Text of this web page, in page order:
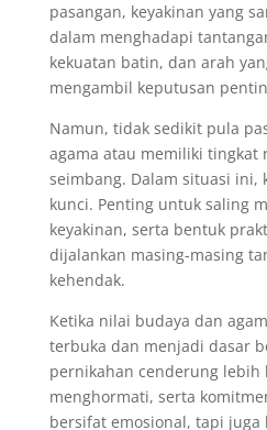
pasangan, keyakinan yang
dalam menghadapi
kekuatan batin, dan arah
mengambil keputusan
Namun, tidak sedikit pula
agama atau memiliki tingkat
seimbang. Dalam situasi ini,
kunci. Penting untuk saling
keyakinan, serta bentuk
dijalankan masing-masing
kehendak.
Ketika nilai budaya dan
terbuka dan menjadi dasar
pernikahan cenderung lebih
menghormati, serta
bersifat emosional, tapi